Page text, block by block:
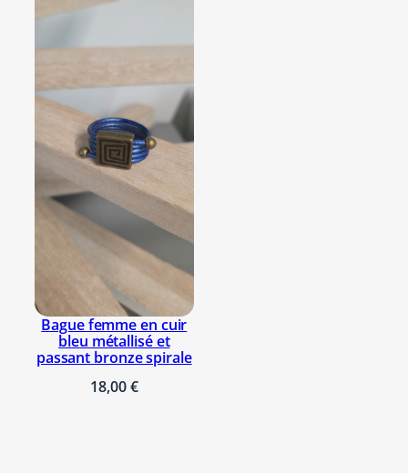
g
n
é
Bague femme en cuir
bleu métallisé et
passant bronze spirale
18,00€